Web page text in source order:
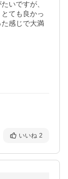
いですが、
ても良かっ
感じで大満
いいね 2